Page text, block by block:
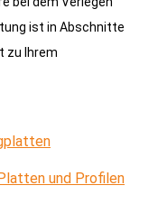
ist in Abschnitte
zu Ihrem
und Profilen